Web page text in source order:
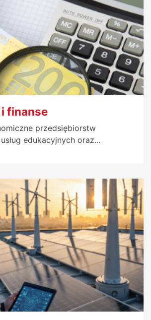
finanse
przedsiębiorstw
edukacyjnych oraz...